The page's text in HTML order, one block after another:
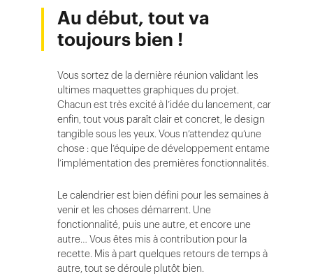
Au début, tout va
toujours bien !
Vous sortez de la dernière réunion validant les
ultimes maquettes graphiques du projet.
Chacun est très excité à l’idée du lancement, car
enfin, tout vous paraît clair et concret, le design
tangible sous les yeux. Vous n’attendez qu’une
chose : que l’équipe de développement entame
l’implémentation des premières fonctionnalités.
Le calendrier est bien défini pour les semaines à
venir et les choses démarrent. Une
fonctionnalité, puis une autre, et encore une
autre… Vous êtes mis à contribution pour la
recette. Mis à part quelques retours de temps à
autre, tout se déroule plutôt bien.